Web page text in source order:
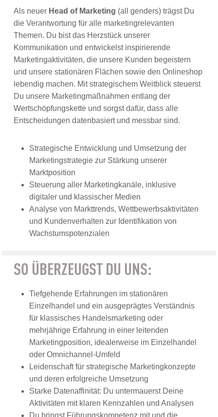
Als neuer Head of Marketing (all genders) trägst Du
die Verantwortung für alle marketingrelevanten
Themen. Du bist das Herzstück unserer
Kommunikation und entwickelst inspirierende
Marketingaktivitäten, die unsere Kunden begeistern
und unsere stationären Flächen sowie den Onlineshop
lebendig machen. Mit strategischem Weitblick steuerst
Du unsere Marketingmaßnahmen entlang der
Wertschöpfungskette und sorgst dafür, dass alle
Entscheidungen datenbasiert und messbar sind.
Strategische Entwicklung und Umsetzung der
Marketingstrategie zur Stärkung unserer
Marktposition
Steuerung aller Marketingkanäle, inklusive
digitaler und klassischer Medien
Analyse von Markttrends, Wettbewerbsaktivitäten
und Kundenverhalten zur Identifikation von
Wachstumspotenzialen
SO ÜBERZEUGST DU UNS:
Tiefgehende Erfahrungen im stationären
Einzelhandel und ein ausgeprägtes Verständnis
für klassisches Handelsmarketing oder
mehrjährige Erfahrung in einer leitenden
Marketingposition, idealerweise im Einzelhandel
oder Omnichannel-Umfeld
Leidenschaft für strategische Marketingkonzepte
und deren erfolgreiche Umsetzung
Starke Datenaffinität: Du untermauerst Deine
Aktivitäten mit klaren Kennzahlen und Analysen